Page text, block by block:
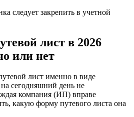
следует закрепить в учетной
лист в 2026
или нет
лист именно в виде
сегодняшний день не
компания (ИП) вправе
какую форму путевого листа она